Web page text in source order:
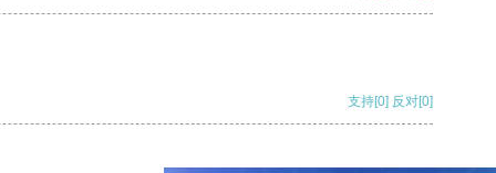
支持[0] 反对[0]